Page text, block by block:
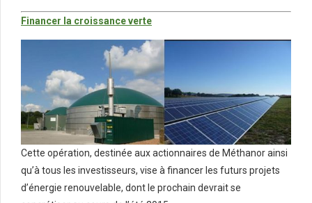
Financer la croissance verte
Cette opération, destinée aux actionnaires de Méthanor ainsi
qu’à tous les investisseurs, vise à financer les futurs projets
d’énergie renouvelable, dont le prochain devrait se